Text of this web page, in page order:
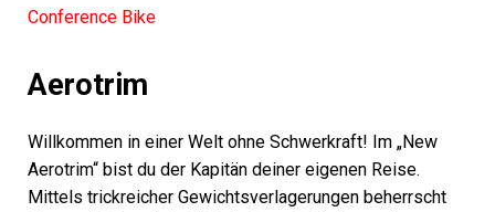
Conference Bike
Aerotrim
Willkommen in einer Welt ohne Schwerkraft! Im „New
Aerotrim“ bist du der Kapitän deiner eigenen Reise.
Mittels trickreicher Gewichtsverlagerungen beherrscht